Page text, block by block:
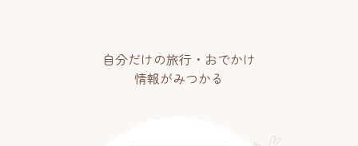
自分だけの旅行・おでかけ
情報がみつかる